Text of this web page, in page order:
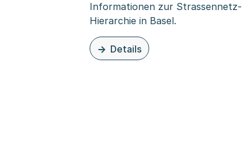
Informationen zur Strassennetz-
Hierarchie in Basel.
Details
zu dieser Organisationsseite: